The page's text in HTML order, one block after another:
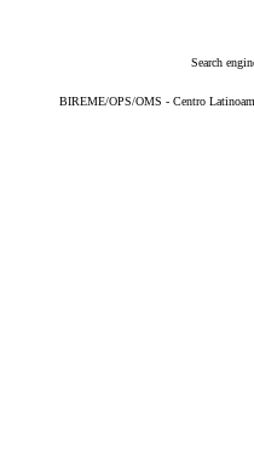
Search
BIREME/OPS/OMS - Centro